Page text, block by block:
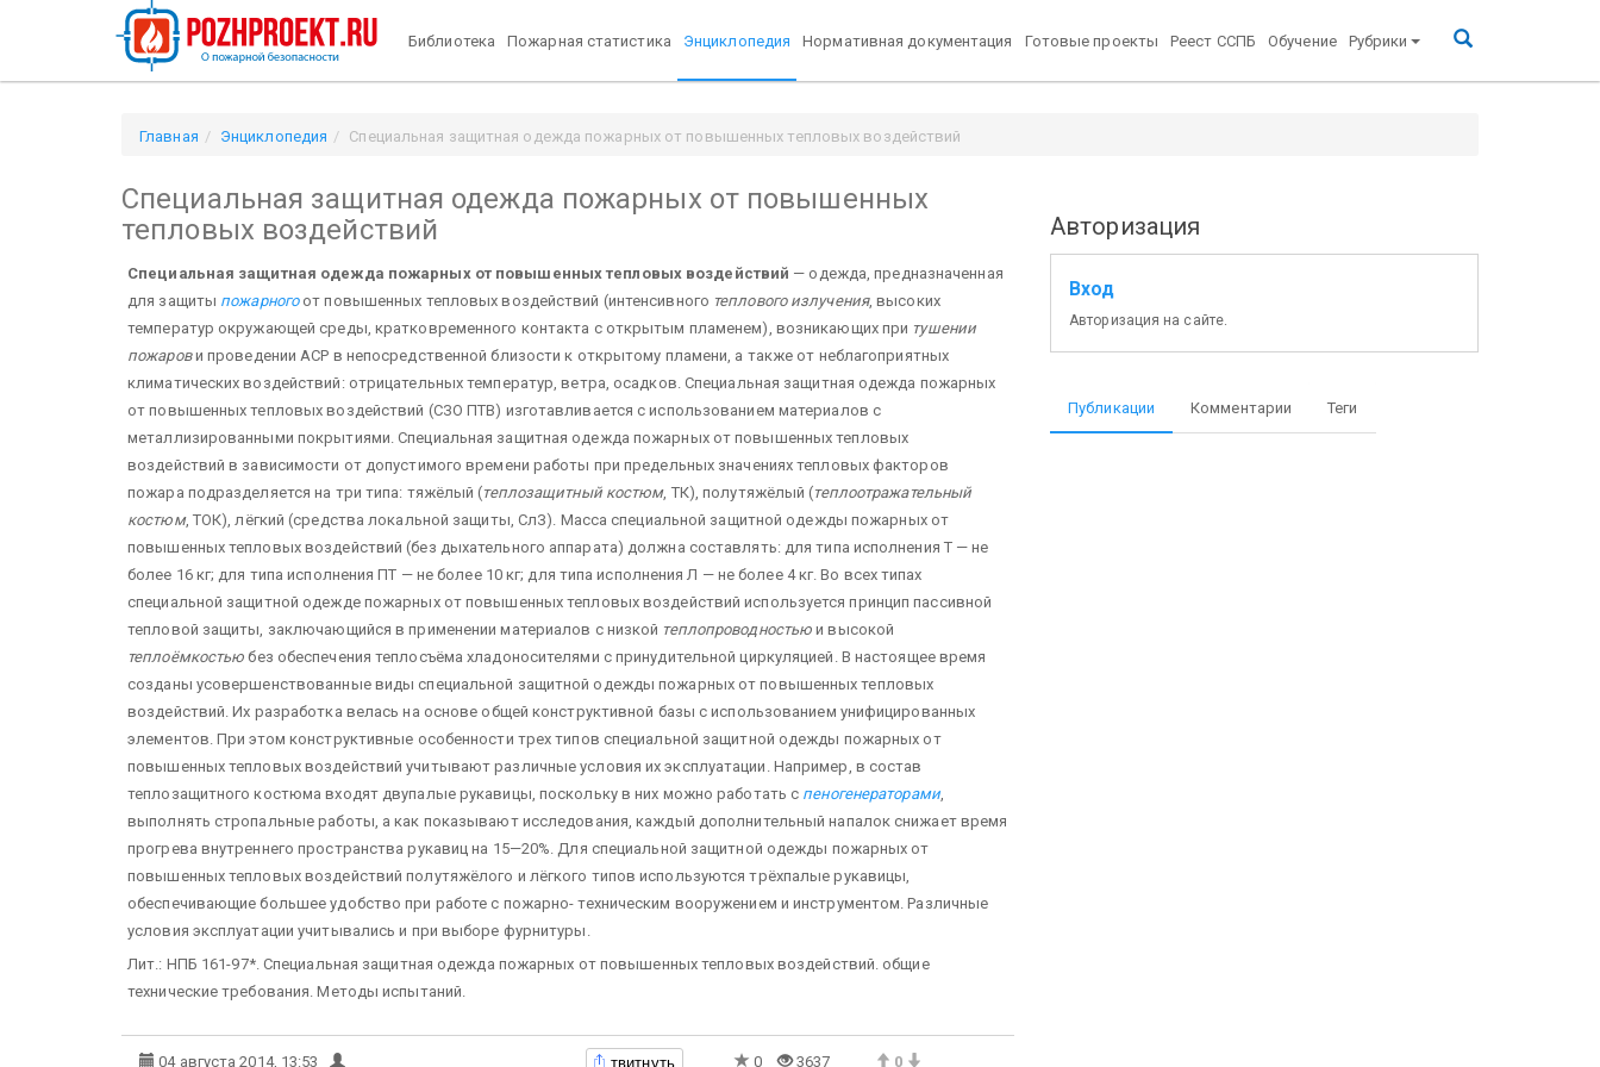
Библиотека Пожарная статистика Энциклопедия Нормативная документация Готовые проекты Реест ССПБ Обучение Рубрики
Главная Энциклопедия Специальная защитная одежда пожарных от повышенных тепловых воздействий
Специальная защитная одежда пожарных от повышенных
тепловых воздействий
Специальная защитная одежда пожарных от повышенных тепловых воздействий — одежда, предназначенная
для защиты пожарногоот повышенных тепловых воздействий (интенсивного теплового излучения, высоких
температур окружающей среды, кратковременного контакта с открытым пламенем), возникающих при тушении
пожарови проведении АСР в непосредственной близости к открытому пламени, а также от неблагоприятных
климатических воздействий: отрицательных температур, ветра, осадков. Специальная защитная одежда пожарных
от повышенных тепловых воздействий (СЗО ПТВ) изготавливается с использованием материалов с
металлизированными покрытиями. Специальная защитная одежда пожарных от повышенных тепловых
воздействий в зависимости от допустимого времени работы при предельных значениях тепловых факторов
пожара подразделяется на три типа: тяжёлый (теплозащитный костюм, ТК), полутяжёлый (теплоотражательный
костюм, ТОК), лёгкий (средства локальной защиты, СлЗ). Масса специальной защитной одежды пожарных от
повышенных тепловых воздействий (без дыхательного аппарата) должна составлять: для типа исполнения Т — не
более 16 кг; для типа исполнения ПТ — не более 10 кг; для типа исполнения Л — не более 4 кг. Во всех типах
специальной защитной одежде пожарных от повышенных тепловых воздействий используется принцип пассивной
тепловой защиты, заключающийся в применении материалов с низкой теплопроводностью и высокой
теплоёмкостью без обеспечения теплосъёма хладоносителями с принудительной циркуляцией. В настоящее время
созданы усовершенствованные виды специальной защитной одежды пожарных от повышенных тепловых
воздействий. Их разработка велась на основе общей конструктивной базы с использованием унифицированных
элементов. При этом конструктивные особенности трех типов специальной защитной одежды пожарных от
повышенных тепловых воздействий учитывают различные условия их эксплуатации. Например, в состав
теплозащитного костюма входят двупалые рукавицы, поскольку в них можно работать с пеногенераторами,
выполнять стропальные работы, а как показывают исследования, каждый дополнительный напалок снижает время
прогрева внутреннего пространства рукавиц на 15—20%. Для специальной защитной одежды пожарных от
повышенных тепловых воздействий полутяжёлого и лёгкого типов используются трёхпалые рукавицы,
обеспечивающие большее удобство при работе с пожарно- техническим вооружением и инструментом. Различные
условия эксплуатации учитывались и при выборе фурнитуры.
Лит.: НПБ 161-97*. Специальная защитная одежда пожарных от повышенных тепловых воздействий. общие
технические требования. Методы испытаний.
04 августа 2014, 13:53 твитнуть 0 3637 0
Авторизация
Вход
Авторизация на сайте.
Публикации Комментарии Теги